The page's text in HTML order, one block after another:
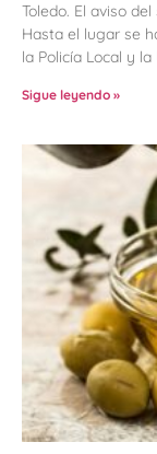
Toledo. El aviso
Hasta el lugar se
la Policía Local y
Sigue leyendo »